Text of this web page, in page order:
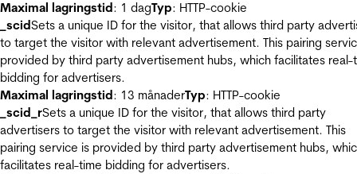
Maximal lagringstid: 1 dagTyp: HTTP-cookie
_scidSets a unique ID for the visitor, that allows third party
to target the visitor with relevant advertisement. This pairing
provided by third party advertisement hubs, which facilitates real-
bidding for advertisers.
Maximal lagringstid: 13 månaderTyp: HTTP-cookie
_scid_rSets a unique ID for the visitor, that allows third party
advertisers to target the visitor with relevant advertisement. This
pairing service is provided by third party advertisement hubs,
facilitates real-time bidding for advertisers.